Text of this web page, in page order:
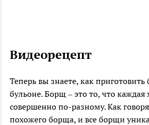
Видеорецепт
Теперь вы знаете, как
бульоне. Борщ – это то, что каждая
совершенно по-разному. Как
похожего борща, и все борщи